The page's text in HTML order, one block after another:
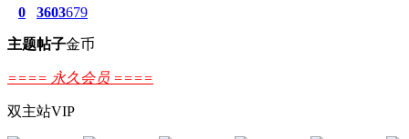
0
主题
3603
帖子
679
金币
==== 永久会员 ====
双主站VIP